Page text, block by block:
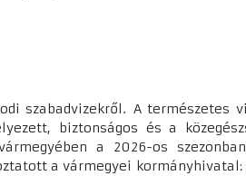
szabadvizekről. A természetes
biztonságos és a
a 2026-os
a vármegyei kormányhivatal: